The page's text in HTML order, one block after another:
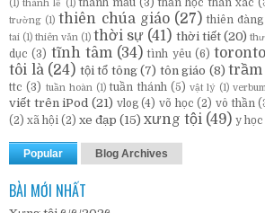
(1) thánh lễ (1) thánh mẫu (3) thần học thân xác
trường (1) thiên chúa giáo (27) thiên đàng
tai (1) thiên văn (1) thời sự (41) thời tiết (20)
dục (3) tĩnh tâm (34) tình yêu (6) toronto
tôi là (24) tội tổ tông (7) tôn giáo (8)
ttc (3) tuần hoàn (1) tuần thánh (5) vật lý (1)
viết trên iPod (21) vlog (4) võ học (2) vô thần
(2) xã hội (2) xe đạp (15) xưng tội (49) y học
Popular Blog Archives
BÀI MỚI NHẤT